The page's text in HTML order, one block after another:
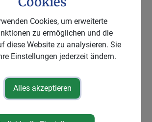
Infos finden Sie auf
österreichweiten Routenplaner auf
AnachB | VOR App finden Sie immer
A nach B – ob mit Öffis, Fahrrad, zu
eine Kombination daraus. VOR-Widget
bzw. App Info auf
Cookies, um erweiterte
zu ermöglichen und die
diese Website zu analysieren. Sie
Einstellungen jederzeit ändern.
Alles akzeptieren